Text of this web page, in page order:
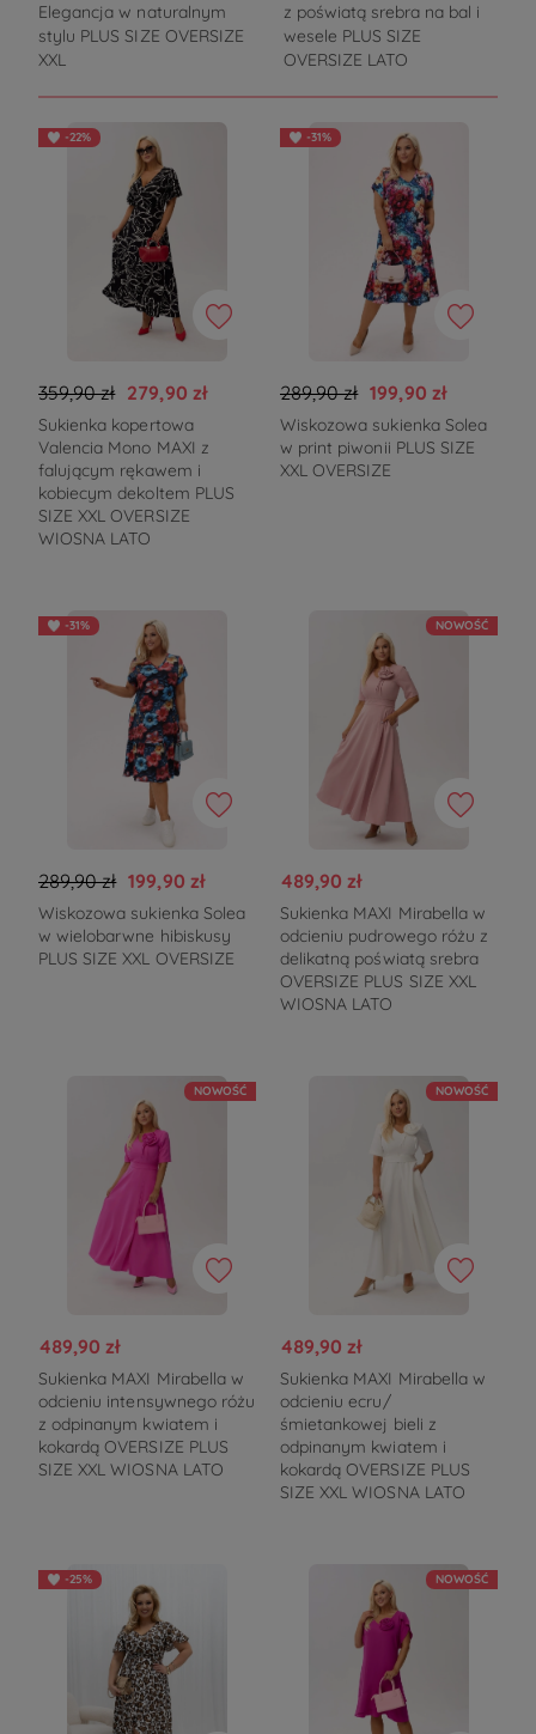
Elegancja w naturalnym
stylu PLUS SIZE OVERSIZE
XXL
z poświatą srebra na bal i
wesele PLUS SIZE
OVERSIZE LATO
-22%
359,90 zł 279,90 zł
Sukienka kopertowa
Valencia Mono MAXI z
falującym rękawem i
kobiecym dekoltem PLUS
SIZE XXL OVERSIZE
WIOSNA LATO
-31%
289,90 zł 199,90 zł
Wiskozowa sukienka Solea
w print piwonii PLUS SIZE
XXL OVERSIZE
-31%
289,90 zł 199,90 zł
Wiskozowa sukienka Solea
w wielobarwne hibiskusy
PLUS SIZE XXL OVERSIZE
NOWOŚĆ
489,90 zł
Sukienka MAXI Mirabella w
odcieniu pudrowego różu z
delikatną poświatą srebra
OVERSIZE PLUS SIZE XXL
WIOSNA LATO
NOWOŚĆ
489,90 zł
Sukienka MAXI Mirabella w
odcieniu intensywnego różu
z odpinanym kwiatem i
kokardą OVERSIZE PLUS
SIZE XXL WIOSNA LATO
NOWOŚĆ
489,90 zł
Sukienka MAXI Mirabella w
odcieniu ecru/
śmietankowej bieli z
odpinanym kwiatem i
kokardą OVERSIZE PLUS
SIZE XXL WIOSNA LATO
-25% NOWOŚĆ